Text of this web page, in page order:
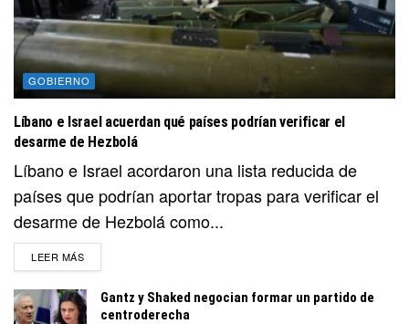
GOBIERNO
Líbano e Israel acuerdan qué países podrían verificar el
desarme de Hezbolá
Líbano e Israel acordaron una lista reducida de
países que podrían aportar tropas para verificar el
desarme de Hezbolá como...
LEER MÁSDETAILS
Gantz y Shaked negocian formar un partido de
centroderecha